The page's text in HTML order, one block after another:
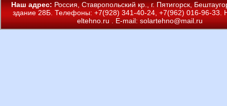
Наш адрес:Россия, Ставропольский кр., г. Пятигорск,
здание 28Б. Телефоны: +7(928) 341-40-24, +7(962) 016-96-33.
eltehno.ru. E-mail:solartehno@mail.ru